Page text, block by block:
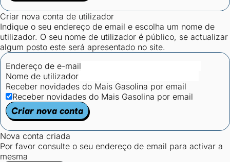
Criar nova conta de utilizador
Indique o seu endereço de email e escolha um nome de
utilizador. O seu nome de utilizador é público, se actualizar
algum posto este será apresentado no site.
Endereço de e-mail
Nome de utilizador
Receber novidades do Mais Gasolina por email
Receber novidades do Mais Gasolina por email
Criar nova conta
Nova conta criada
Por favor consulte o seu endereço de email para activar a
mesma